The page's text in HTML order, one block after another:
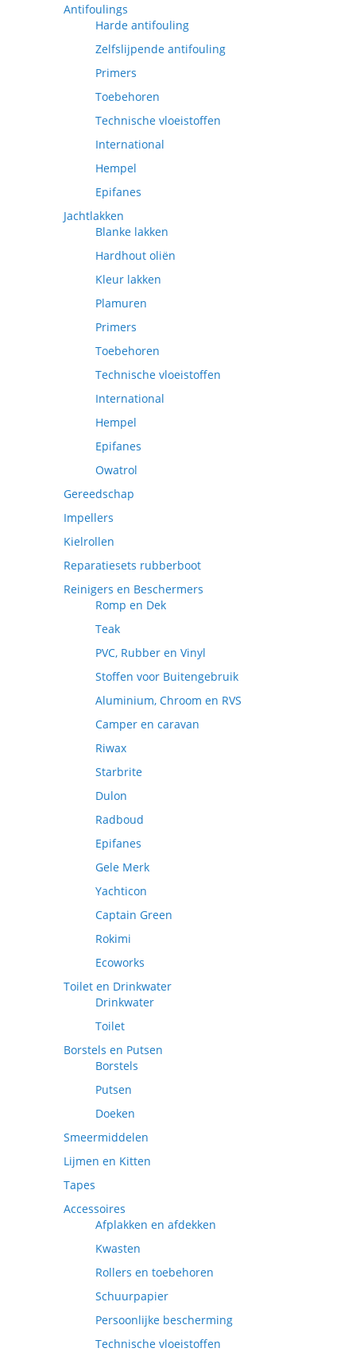
Antifoulings
Harde antifouling
Zelfslijpende antifouling
Primers
Toebehoren
Technische vloeistoffen
International
Hempel
Epifanes
Jachtlakken
Blanke lakken
Hardhout oliën
Kleur lakken
Plamuren
Primers
Toebehoren
Technische vloeistoffen
International
Hempel
Epifanes
Owatrol
Gereedschap
Impellers
Kielrollen
Reparatiesets rubberboot
Reinigers en Beschermers
Romp en Dek
Teak
PVC, Rubber en Vinyl
Stoffen voor Buitengebruik
Aluminium, Chroom en RVS
Camper en caravan
Riwax
Starbrite
Dulon
Radboud
Epifanes
Gele Merk
Yachticon
Captain Green
Rokimi
Ecoworks
Toilet en Drinkwater
Drinkwater
Toilet
Borstels en Putsen
Borstels
Putsen
Doeken
Smeermiddelen
Lijmen en Kitten
Tapes
Accessoires
Afplakken en afdekken
Kwasten
Rollers en toebehoren
Schuurpapier
Persoonlijke bescherming
Technische vloeistoffen